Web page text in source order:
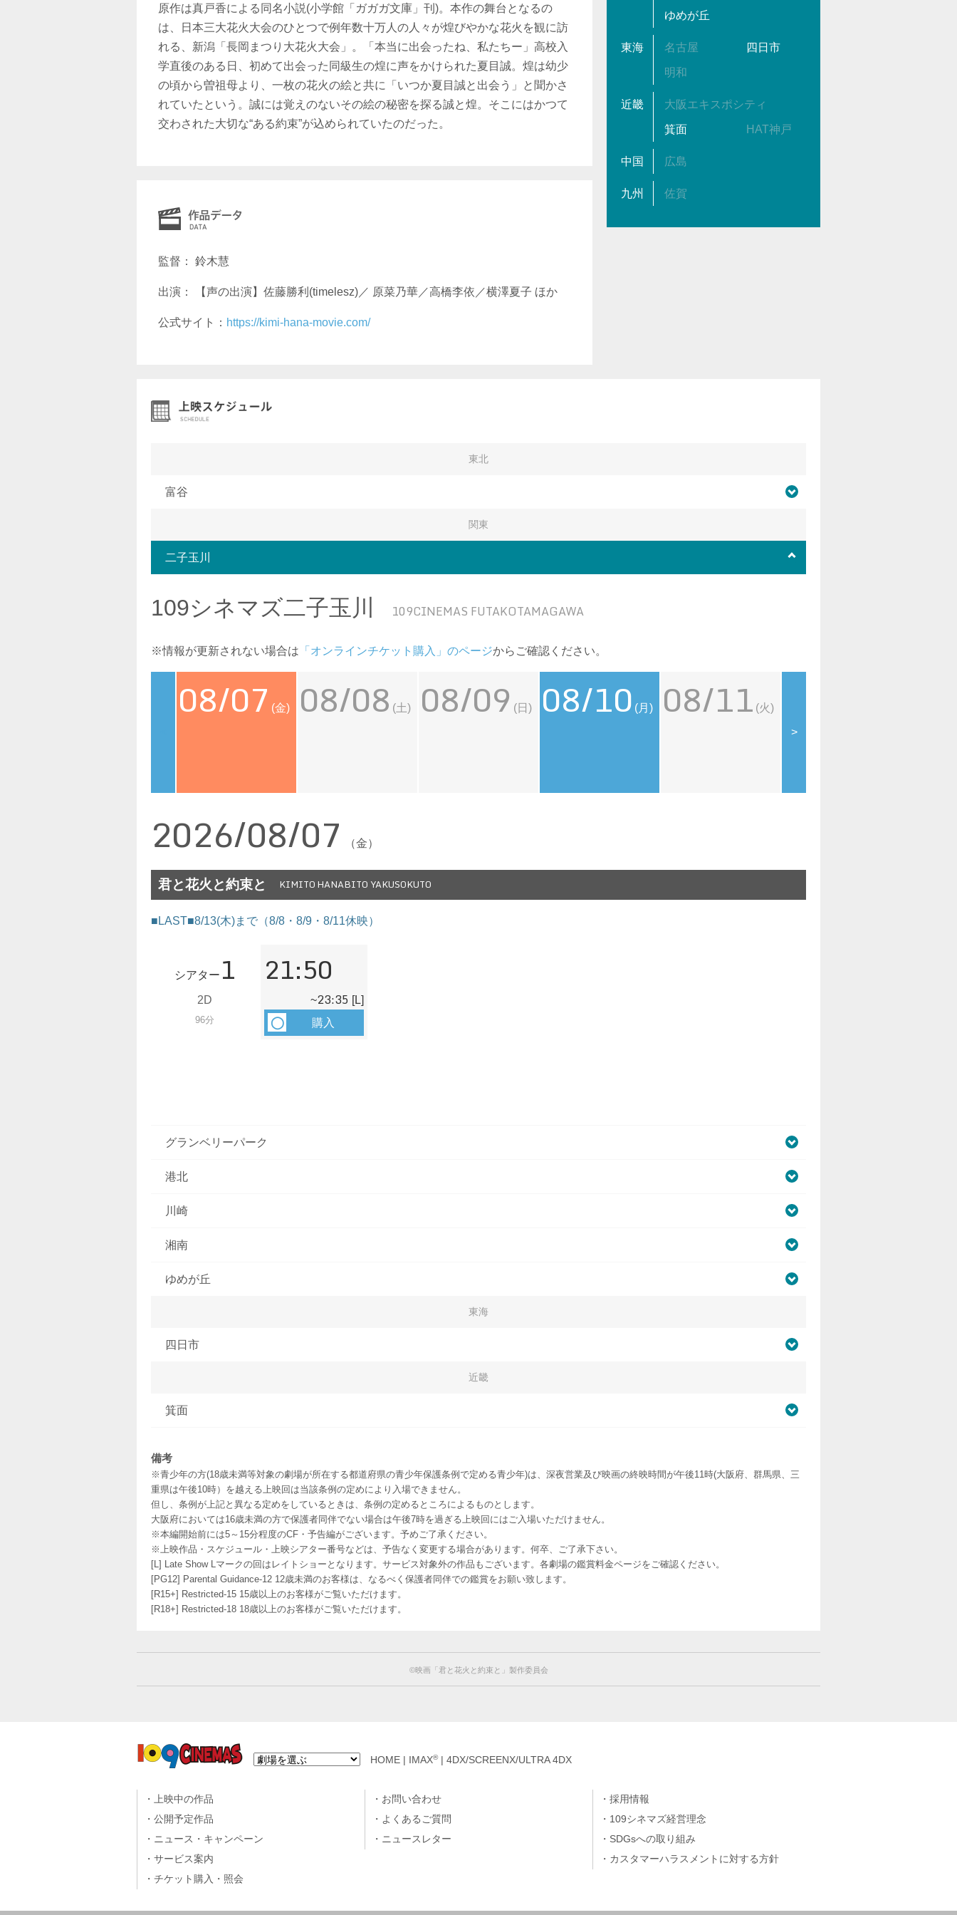
原作は真戸香による同名小説(小学館「ガガガ文庫」刊)。本作の舞台となるの
は、日本三大花火大会のひとつで例年数十万人の人々が煌びやかな花火を観に訪
れる、新潟「長岡まつり大花火大会」。「本当に出会ったね、私たちー」高校入
学直後のある日、初めて出会った同級生の煌に声をかけられた夏目誠。煌は幼少
の頃から曽祖母より、一枚の花火の絵と共に「いつか夏目誠と出会う」と聞かさ
れていたという。誠には覚えのないその絵の秘密を探る誠と煌。そこにはかつて
交わされた大切な“ある約束”が込められていたのだった。
監督： 鈴木慧
出演： 【声の出演】佐藤勝利(timelesz)／ 原菜乃華／高橋李依／横澤夏子 ほか
公式サイト： https://kimi-hana-movie.com/
ゆめが丘
東海 名古屋 四日市
明和
近畿 大阪エキスポシティ
箕面 HAT神戸
中国 広島
九州 佐賀
東北
富谷
関東
二子玉川
109シネマズ二子玉川 109CINEMAS FUTAKOTAMAGAWA
※情報が更新されない場合は 「オンラインチケット購入」のページからご確認ください。
08/07 (金) 08/08 (土) 08/09 (日) 08/10 (月) 08/11 (火)
>
2026/08/07 （金）
君と花火と約束と KIMITO HANABITO YAKUSOKUTO
■LAST■8/13(木)まで（8/8・8/9・8/11休映）
シアター 1
2D
96分
21:50
~23:35 [L]
購入
グランベリーパーク
港北
川崎
湘南
ゆめが丘
東海
四日市
近畿
箕面
備考
※青少年の方(18歳未満等対象の劇場が所在する都道府県の青少年保護条例で定める青少年)は、深夜営業及び映画の終映時間が午後11時(大阪府、群馬県、三
重県は午後10時）を越える上映回は当該条例の定めにより入場できません。
但し、条例が上記と異なる定めをしているときは、条例の定めるところによるものとします。
大阪府においては16歳未満の方で保護者同伴でない場合は午後7時を過ぎる上映回にはご入場いただけません。
※本編開始前には5～15分程度のCF・予告編がございます。予めご了承ください。
※上映作品・スケジュール・上映シアター番号などは、予告なく変更する場合があります。何卒、ご了承下さい。
[L] Late Show Lマークの回はレイトショーとなります。サービス対象外の作品もございます。各劇場の鑑賞料金ページをご確認ください。
[PG12] Parental Guidance-12 12歳未満のお客様は、なるべく保護者同伴での鑑賞をお願い致します。
[R15+] Restricted-15 15歳以上のお客様がご覧いただけます。
[R18+] Restricted-18 18歳以上のお客様がご覧いただけます。
©︎映画「君と花火と約束と」製作委員会
HOME IMAX®| 4DX/SCREENX/ULTRA 4DX
上映中の作品
公開予定作品
ニュース・キャンペーン
サービス案内
チケット購入・照会
お問い合わせ
よくあるご質問
ニュースレター
採用情報
109シネマズ経営理念
SDGsへの取り組み
カスタマーハラスメントに対する方針